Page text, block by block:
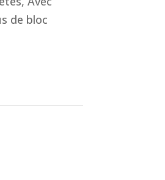
de bloc